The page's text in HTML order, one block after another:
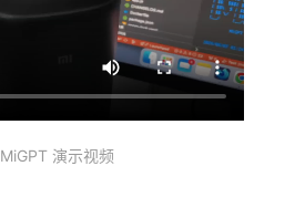
MiGPT 演示视频